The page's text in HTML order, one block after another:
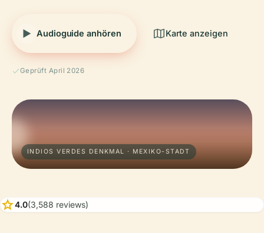
Audioguide anhören Karte anzeigen
Geprüft April 2026
INDIOS VERDES DENKMAL · MEXIKO-STADT
star4.0(3,588 reviews)